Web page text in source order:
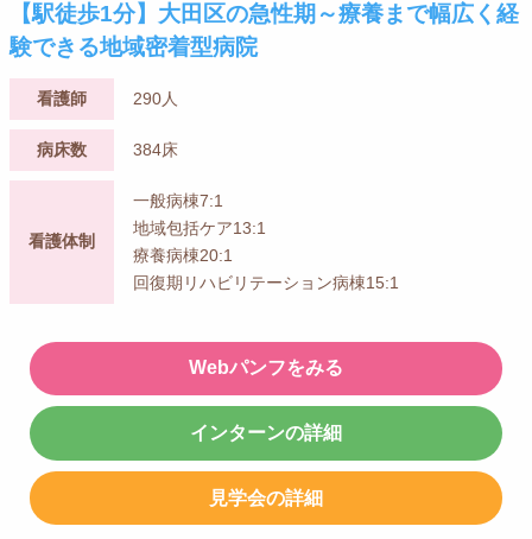
【駅徒歩1分】大田区の急性期～療養まで幅広く経
験できる地域密着型病院
看護師 290人
病床数 384床
看護体制
一般病棟7:1
地域包括ケア13:1
療養病棟20:1
回復期リハビリテーション病棟15:1
Webパンフをみる
インターンの詳細
見学会の詳細